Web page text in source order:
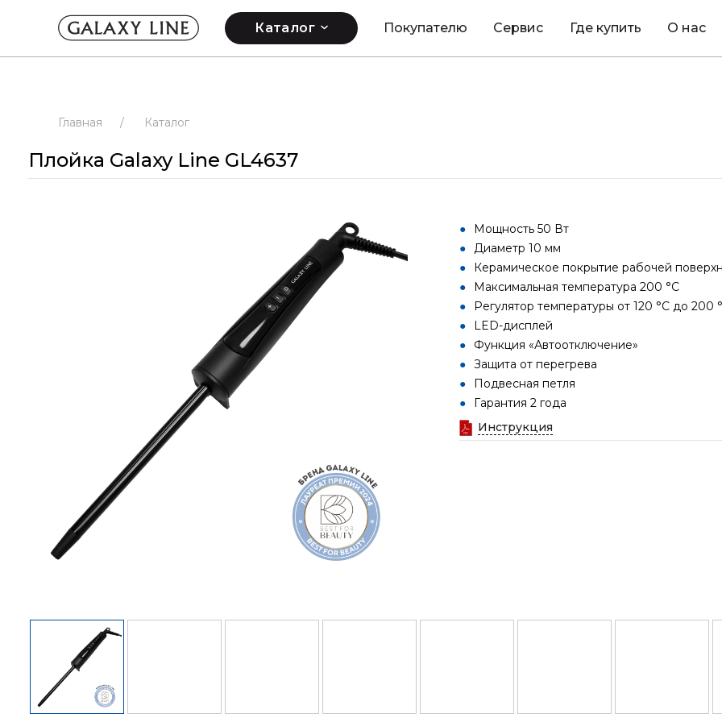
Каталог Покупателю Сервис Где купить О нас
Главная / Каталог
Плойка Galaxy Line GL4637
Мощность 50 Вт
Диаметр 10 мм
Керамическое покрытие рабочей
Максимальная температура 200 °С
Регулятор температуры от 120 °С до 200
LED-дисплей
Функция «Автоотключение»
Защита от перегрева
Подвесная петля
Гарантия 2 года
Инструкция